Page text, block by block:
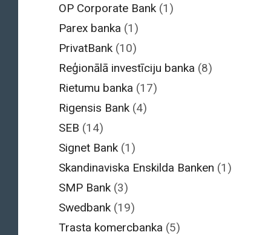
OP Corporate Bank (1)
Parex banka (1)
PrivatBank (10)
Reģionālā investīciju banka (8)
Rietumu banka (17)
Rigensis Bank (4)
SEB (14)
Signet Bank (1)
Skandinaviska Enskilda Banken (1)
SMP Bank (3)
Swedbank (19)
Trasta komercbanka (5)